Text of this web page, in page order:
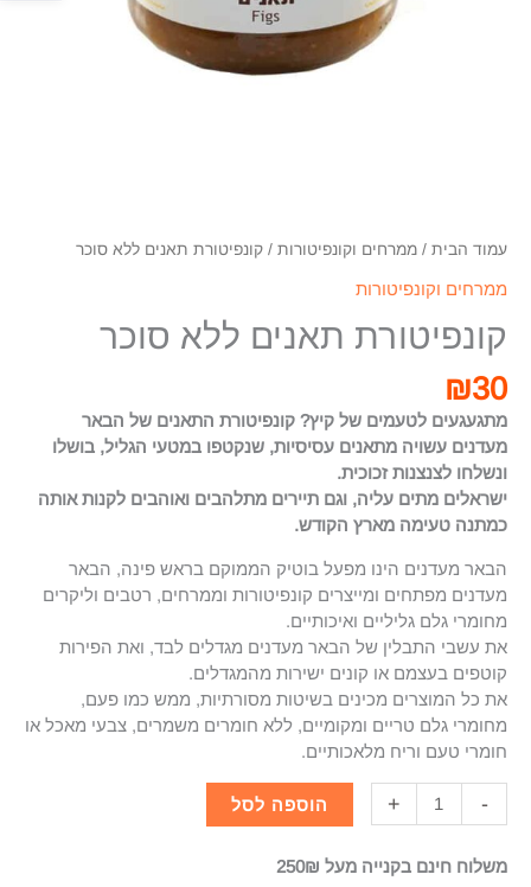
עמוד הבית / ממרחים וקונפיטורות / קונפיטורת תאנים ללא סוכר
ממרחים וקונפיטורות
קונפיטורת תאנים ללא סוכר
₪30
מתגעגעים לטעמים של קיץ? קונפיטורת התאנים של הבאר
מעדנים עשויה מתאנים עסיסיות, שנקטפו במטעי הגליל, בושלו
ונשלחו לצנצנות זכוכית.
ישראלים מתים עליה, וגם תיירים מתלהבים ואוהבים לקנות אותה
כמתנה טעימה מארץ הקודש.
הבאר מעדנים הינו מפעל בוטיק הממוקם בראש פינה, הבאר
מעדנים מפתחים ומייצרים קונפיטורות וממרחים, רטבים וליקרים
מחומרי גלם גליליים ואיכותיים.
את עשבי התבלין של הבאר מעדנים מגדלים לבד, ואת הפירות
קוטפים בעצמם או קונים ישירות מהמגדלים.
את כל המוצרים מכינים בשיטות מסורתיות, ממש כמו פעם,
מחומרי גלם טריים ומקומיים, ללא חומרים משמרים, צבעי מאכל או
חומרי טעם וריח מלאכותיים.
-
+ הוספה לסל
משלוח חינם בקנייה מעל 250₪